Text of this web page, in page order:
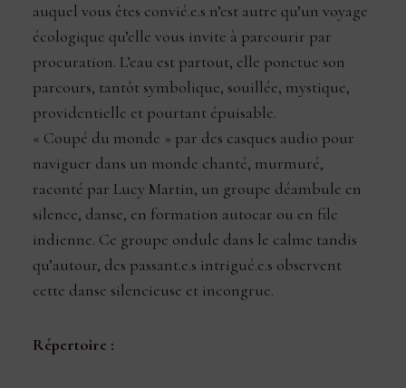
auquel vous êtes convié.e.s n’est autre qu’un voyage
écologique qu’elle vous invite à parcourir par
procuration. L’eau est partout, elle ponctue son
parcours, tantôt symbolique, souillée, mystique,
providentielle et pourtant épuisable.
« Coupé du monde » par des casques audio pour
naviguer dans un monde chanté, murmuré,
raconté par Lucy Martin, un groupe déambule en
silence, danse, en formation autocar ou en file
indienne. Ce groupe ondule dans le calme tandis
qu’autour, des passant.e.s intrigué.e.s observent
cette danse silencieuse et incongrue.
Répertoire :